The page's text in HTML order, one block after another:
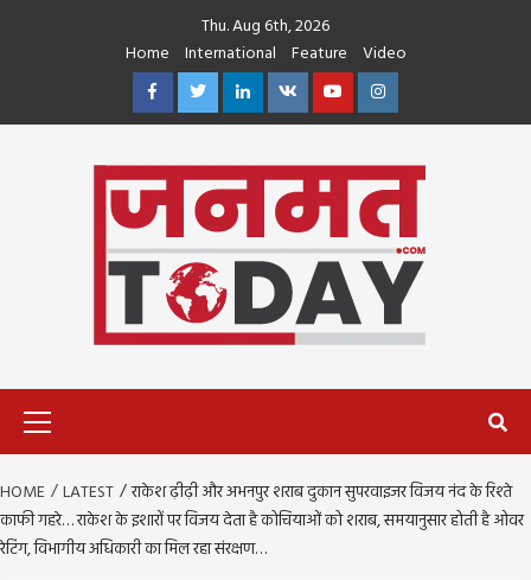
Thu. Aug 6th, 2026
Home
International Feature
Video
FacebookTwitterLinkedin
VK YoutubeInstagram
HOME LATEST
राकेश ढ़ीढ़ी और अभनपुर शराब दुकान सुपरवाइजर विजय नंद के रिश्ते
काफी गहरे… राकेश के इशारों पर विजय देता है कोचियाओं को शराब, समयानुसार होती है ओवर
रेटिंग, विभागीय अधिकारी का मिल रहा संरक्षण…